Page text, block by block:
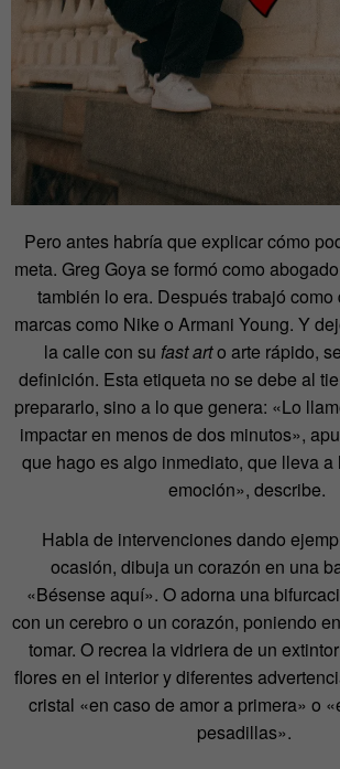
Pero antes habría que explicar cómo
meta. Greg Goya se formó como
también lo era. Después trabajó
marcas como Nike o Armani Young. Y
la calle con su fast arto arte rápido,
definición. Esta etiqueta no se debe al
prepararlo, sino a lo que genera: «Lo
impactar en menos de dos minutos»,
que hago es algo inmediato, que lleva
emoción», describe.
Habla de intervenciones dando
ocasión, dibuja un corazón en una
«Bésense aquí». O adorna una
con un cerebro o un corazón, poniendo
tomar. O recrea la vidriera de un
flores en el interior y diferentes
cristal «en caso de amor a primera» o
pesadillas».